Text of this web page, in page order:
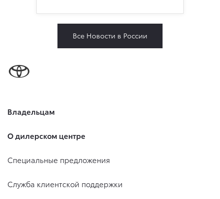
Все Новости в России
Владельцам
О дилерском центре
Специальные предложения
Служба клиентской поддержки